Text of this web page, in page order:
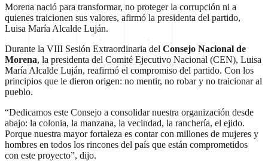
Morena nació para transformar, no proteger la corrupción ni a
quienes traicionen sus valores, afirmó la presidenta del partido,
Luisa María Alcalde Luján.
Durante la VIII Sesión Extraordinaria del Consejo Nacional de
Morena, la presidenta del Comité Ejecutivo Nacional (CEN), Luisa
María Alcalde Luján, reafirmó el compromiso del partido. Con los
principios que le dieron origen: no mentir, no robar y no traicionar al
pueblo.
“Dedicamos este Consejo a consolidar nuestra organización desde
abajo: la colonia, la manzana, la vecindad, la ranchería, el ejido.
Porque nuestra mayor fortaleza es contar con millones de mujeres y
hombres en todos los rincones del país que están comprometidos
con este proyecto”, dijo.